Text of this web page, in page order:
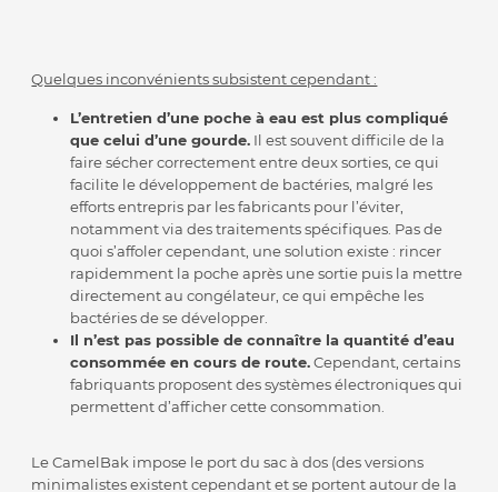
Quelques inconvénients subsistent cependant :
L’entretien d’une poche à eau est plus compliqué
que celui d’une gourde. Il est souvent difficile de la
faire sécher correctement entre deux sorties, ce qui
facilite le développement de bactéries, malgré les
efforts entrepris par les fabricants pour l’éviter,
notamment via des traitements spécifiques. Pas de
quoi s’affoler cependant, une solution existe : rincer
rapidemment la poche après une sortie puis la mettre
directement au congélateur, ce qui empêche les
bactéries de se développer.
Il n’est pas possible de connaître la quantité d’eau
consommée en cours de route.Cependant, certains
fabriquants proposent des systèmes électroniques qui
permettent d’afficher cette consommation.
Le CamelBak impose le port du sac à dos (des versions
minimalistes existent cependant et se portent autour de la